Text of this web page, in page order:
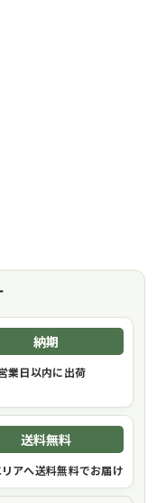
納期
業日以内に出荷
送料無料
アへ送料無料でお届け